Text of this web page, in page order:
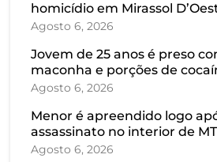
homicídio em Mirassol
Agosto 6, 2026
Jovem de 25 anos é preso
maconha e porções de
Agosto 6, 2026
Menor é apreendido logo
assassinato no interior de MT
Agosto 6, 2026